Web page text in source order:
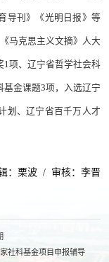
导刊》《光明日报》等
马克思主义文摘》人大
1项、辽宁省哲学社会科
基金课题3项，入选辽宁
划、辽宁省百千万人才
：栗波 / 审核：李晋
社科基金项目申报辅导